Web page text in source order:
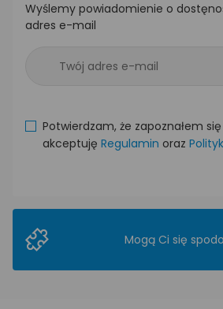
Wyślemy powiadomienie o
adres e-mail
Potwierdzam, że zapoznałem
akceptuję Regulamin oraz
Mogą Ci się